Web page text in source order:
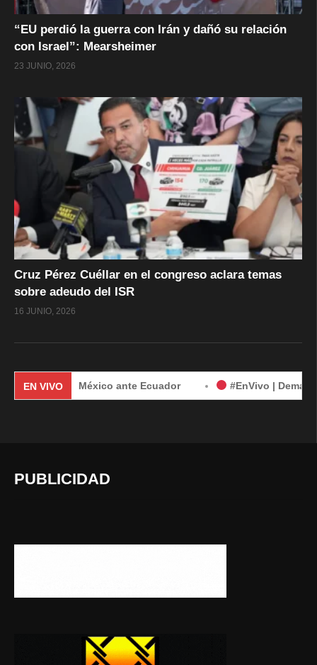
“EU perdió la guerra con Irán y dañó su relación
con Israel”: Mearsheimer
23 JUNIO, 2026
Cruz Pérez Cuéllar en el congreso aclara temas
sobre adeudo del ISR
16 JUNIO, 2026
EN VIVO
México ante Ecuador #EnVivo | Demanda de
PUBLICIDAD